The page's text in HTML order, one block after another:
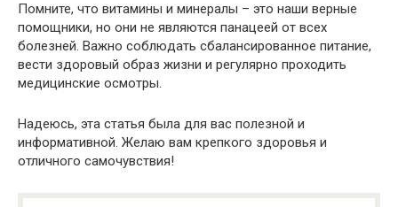
Помните, что витамины и минералы – это наши верные
помощники, но они не являются панацеей от всех
болезней. Важно соблюдать сбалансированное питание,
вести здоровый образ жизни и регулярно проходить
медицинские осмотры.
Надеюсь, эта статья была для вас полезной и
информативной. Желаю вам крепкого здоровья и
отличного самочувствия!